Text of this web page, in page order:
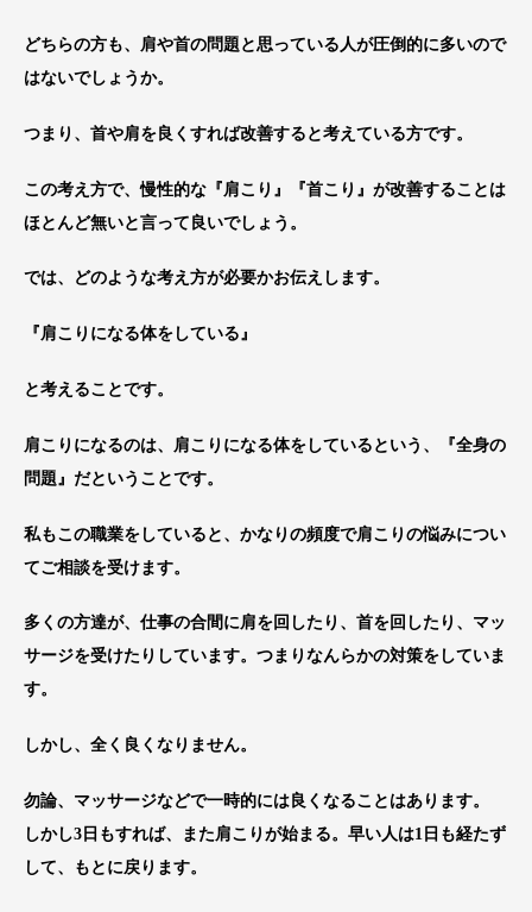
どちらの方も、肩や首の問題と思っている人が圧倒的に多いので
はないでしょうか。
つまり、首や肩を良くすれば改善すると考えている方です。
この考え方で、慢性的な『肩こり』『首こり』が改善することは
ほとんど無いと言って良いでしょう。
では、どのような考え方が必要かお伝えします。
『肩こりになる体をしている』
と考えることです。
肩こりになるのは、肩こりになる体をしているという、『全身の
問題』だということです。
私もこの職業をしていると、かなりの頻度で肩こりの悩みについ
てご相談を受けます。
多くの方達が、仕事の合間に肩を回したり、首を回したり、マッ
サージを受けたりしています。つまりなんらかの対策をしていま
す。
しかし、全く良くなりません。
勿論、マッサージなどで一時的には良くなることはあります。
しかし3日もすれば、また肩こりが始まる。早い人は1日も経たず
して、もとに戻ります。